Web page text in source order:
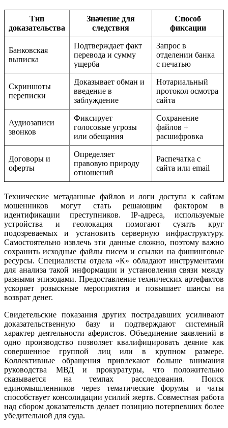
Тип
доказательства
Значение для
следствия
Способ
фиксации
Банковская
выписка
Подтверждает факт
перевода и сумму
ущерба
Запрос в
отделении банка
с печатью
Скриншоты
переписки
Доказывает обман и
введение в
заблуждение
Нотариальный
протокол осмотра
сайта
Аудиозаписи
звонков
Фиксирует
голосовые угрозы
или обещания
Сохранение
файлов +
расшифровка
Договоры и
оферты
Определяет
правовую природу
отношений
Распечатка с
сайта или email
Технические метаданные файлов и логи доступа к сайтам
мошенников могут стать решающим фактором в
идентификации преступников. IP-адреса, используемые
устройства и геолокация помогают сузить круг
подозреваемых и установить серверную инфраструктуру.
Самостоятельно извлечь эти данные сложно, поэтому важно
сохранить исходные файлы писем и ссылки на фишинговые
ресурсы. Специалисты отдела «К» обладают инструментами
для анализа такой информации и установления связи между
разными эпизодами. Предоставление технических артефактов
ускоряет розыскные мероприятия и повышает шансы на
возврат денег.
Свидетельские показания других пострадавших усиливают
доказательственную базу и подтверждают системный
характер деятельности аферистов. Объединение заявлений в
одно производство позволяет квалифицировать деяние как
совершенное группой лиц или в крупном размере.
Коллективные обращения привлекают больше внимания
руководства МВД и прокуратуры, что положительно
сказывается на темпах расследования. Поиск
единомышленников через тематические форумы и чаты
способствует консолидации усилий жертв. Совместная работа
над сбором доказательств делает позицию потерпевших более
убедительной для суда.